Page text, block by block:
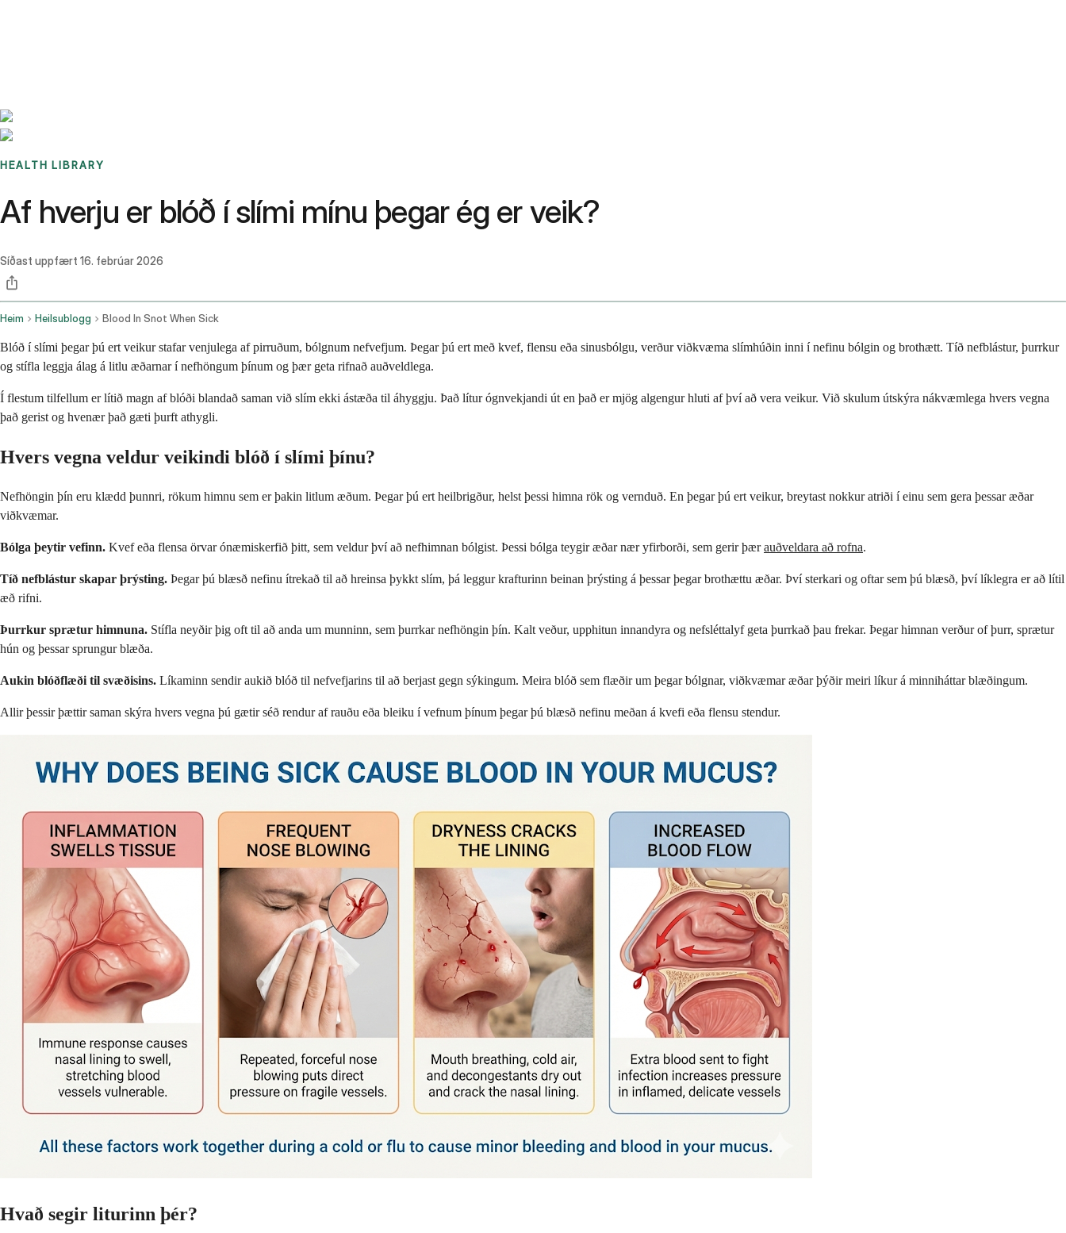
HEALTH LIBRARY
Af hverju er blóð í slími mínu þegar ég er veik?
Síðast uppfært 16. febrúar 2026
Heim Heilsublogg Blood In Snot When Sick
Blóð í slími þegar þú ert veikur stafar venjulega af pirruðum, bólgnum nefvefjum. Þegar þú ert með kvef, flensu eða sinusbólgu, verður viðkvæma slímhúðin inni í nefinu bólgin og brothætt. Tíð nefblástur, þurrkur
og stífla leggja álag á litlu æðarnar í nefhöngum þínum og þær geta rifnað auðveldlega.
Í flestum tilfellum er lítið magn af blóði blandað saman við slím ekki ástæða til áhyggju. Það lítur ógnvekjandi út en það er mjög algengur hluti af því að vera veikur. Við skulum útskýra nákvæmlega hvers vegna
það gerist og hvenær það gæti þurft athygli.
Hvers vegna veldur veikindi blóð í slími þínu?
Nefhöngin þín eru klædd þunnri, rökum himnu sem er þakin litlum æðum. Þegar þú ert heilbrigður, helst þessi himna rök og vernduð. En þegar þú ert veikur, breytast nokkur atriði í einu sem gera þessar æðar
viðkvæmar.
Bólga þeytir vefinn. Kvef eða flensa örvar ónæmiskerfið þitt, sem veldur því að nefhimnan bólgist. Þessi bólga teygir æðar nær yfirborði, sem gerir þærauðveldara að rofna.
Tíð nefblástur skapar þrýsting. Þegar þú blæsð nefinu ítrekað til að hreinsa þykkt slím, þá leggur krafturinn beinan þrýsting á þessar þegar brothættu æðar. Því sterkari og oftar sem þú blæsð, því líklegra er að lítil
æð rifni.
Þurrkur sprætur himnuna. Stífla neyðir þig oft til að anda um munninn, sem þurrkar nefhöngin þín. Kalt veður, upphitun innandyra og nefsléttalyf geta þurrkað þau frekar. Þegar himnan verður of þurr, sprætur
hún og þessar sprungur blæða.
Aukin blóðflæði til svæðisins. Líkaminn sendir aukið blóð til nefvefjarins til að berjast gegn sýkingum. Meira blóð sem flæðir um þegar bólgnar, viðkvæmar æðar þýðir meiri líkur á minniháttar blæðingum.
Allir þessir þættir saman skýra hvers vegna þú gætir séð rendur af rauðu eða bleiku í vefnum þínum þegar þú blæsð nefinu meðan á kvefi eða flensu stendur.
Hvað segir liturinn þér?